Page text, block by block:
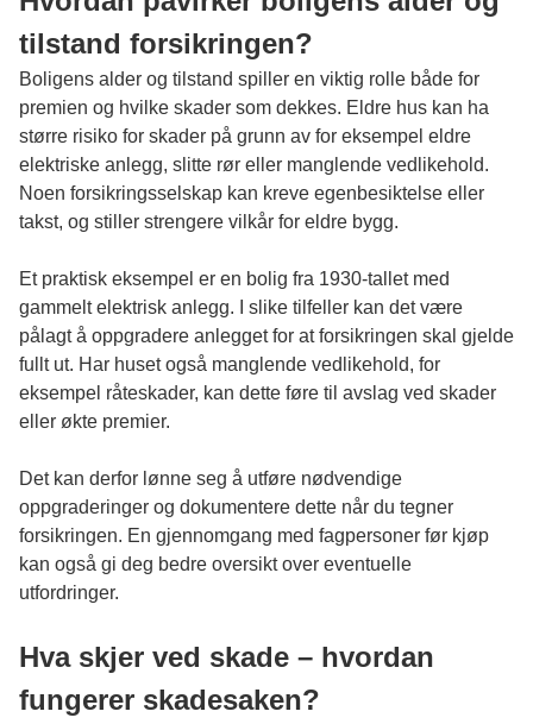
tilstand forsikringen?
Boligens alder og tilstand spiller en viktig rolle både for
premien og hvilke skader som dekkes. Eldre hus kan ha
større risiko for skader på grunn av for eksempel eldre
elektriske anlegg, slitte rør eller manglende vedlikehold.
Noen forsikringsselskap kan kreve egenbesiktelse eller
takst, og stiller strengere vilkår for eldre bygg.
Et praktisk eksempel er en bolig fra 1930-tallet med
gammelt elektrisk anlegg. I slike tilfeller kan det være
pålagt å oppgradere anlegget for at forsikringen skal gjelde
fullt ut. Har huset også manglende vedlikehold, for
eksempel råteskader, kan dette føre til avslag ved skader
eller økte premier.
Det kan derfor lønne seg å utføre nødvendige
oppgraderinger og dokumentere dette når du tegner
forsikringen. En gjennomgang med fagpersoner før kjøp
kan også gi deg bedre oversikt over eventuelle
utfordringer.
Hva skjer ved skade – hvordan
fungerer skadesaken?